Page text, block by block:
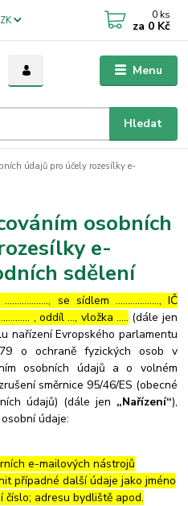
Menu
Hledat
0 ks
za 0 Kč
údajů pro účely rozesílky e-
osobních
e-
sdělení
……………..., se sídlem ………………, IČ
, oddíl …, vložka ….. (dále jen
nařízení Evropského parlamentu
o ochraně fyzických osob v
osobních údajů a o volném
směrnice 95/46/ES (obecné
údajů) (dále jen „Nařízení“),
údaje:
e-mailových nástrojů
případné další údaje jako jméno
číslo; adresu bydliště apod.